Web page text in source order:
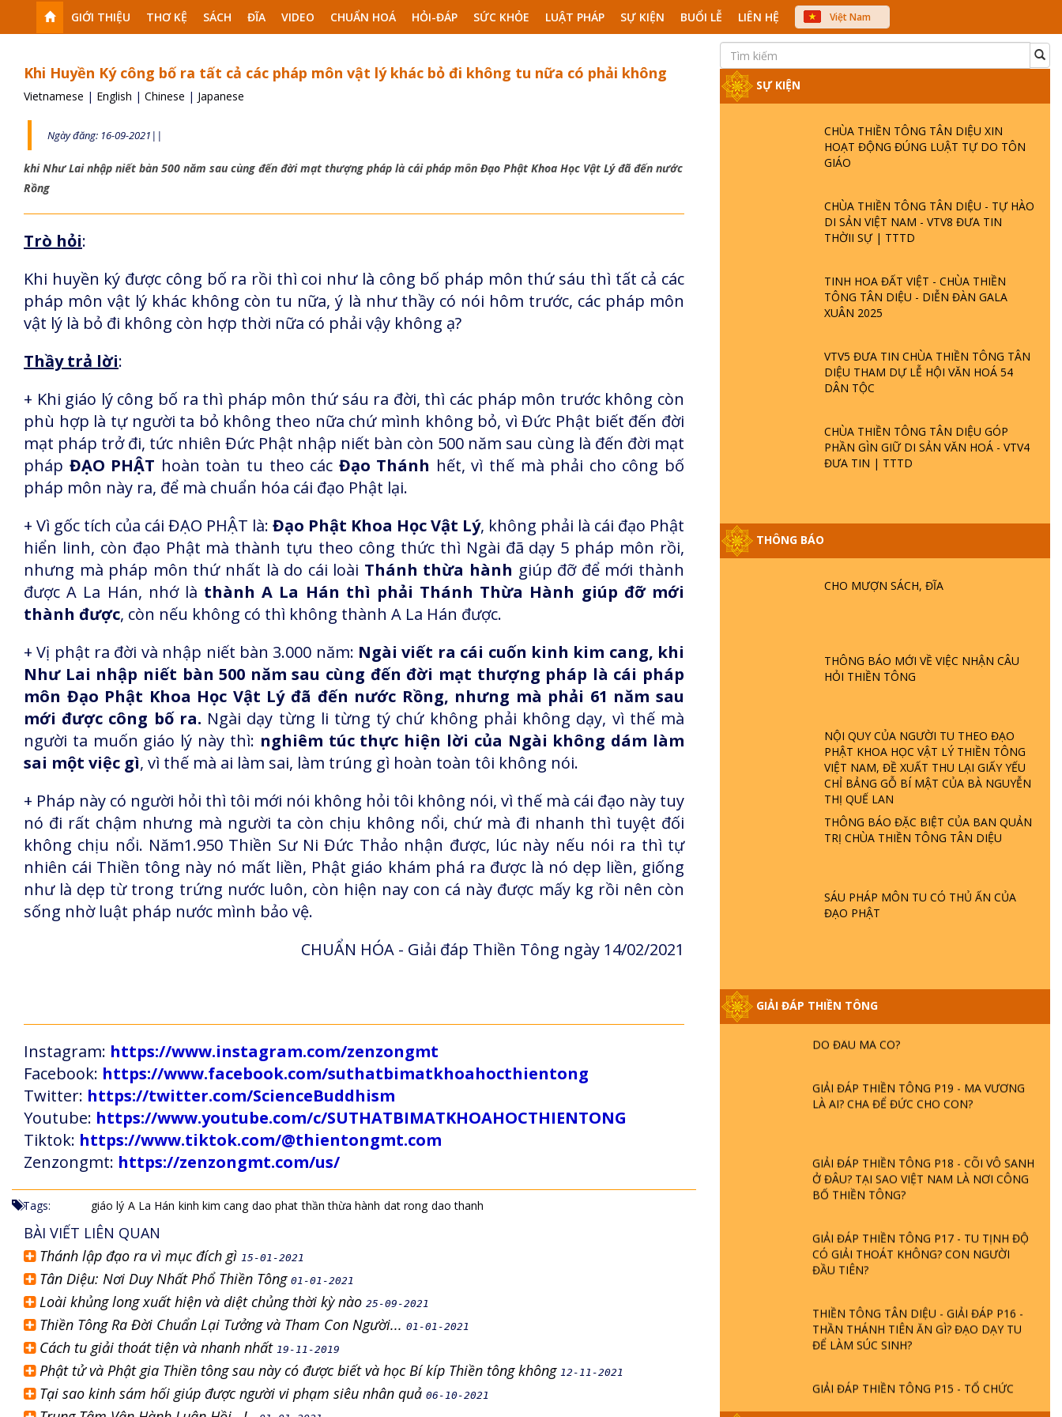
GIỚI THIỆU THƠ KỆ SÁCH ĐĨA VIDEO CHUẨN HOÁ HỎI-ĐÁP SỨC KHỎE LUẬT PHÁP SỰ KIỆN BUỔI LỄ LIÊN HỆ
Việt Nam
中文
Khi Huyền Ký công bố ra tất cả các pháp môn vật lý khác bỏ đi không tu nữa có phải không
Vietnamese | English | Chinese | Japanese
Ngày đăng: 16-09-2021||
khi Như Lai nhập niết bàn 500 năm sau cùng đến đời mạt thượng pháp là cái pháp môn Đạo Phật Khoa Học Vật Lý đã đến nước
Rồng
Trò hỏi:
Khi huyền ký được công bố ra rồi thì coi như là công bố pháp môn thứ sáu thì tất cả các
pháp môn vật lý khác không còn tu nữa, ý là như thầy có nói hôm trước, các pháp môn
vật lý là bỏ đi không còn hợp thời nữa có phải vậy không ạ?
Thầy trả lời:
+ Khi giáo lý công bố ra thì pháp môn thứ sáu ra đời, thì các pháp môn trước không còn
phù hợp là tự người ta bỏ không theo nữa chứ mình không bỏ, vì Đức Phật biết đến đời
mạt pháp trở đi, tức nhiên Đức Phật nhập niết bàn còn 500 năm sau cùng là đến đời mạt
pháp ĐẠO PHẬT hoàn toàn tu theo các Đạo Thánh hết, vì thế mà phải cho công bố
pháp môn này ra, để mà chuẩn hóa cái đạo Phật lại.
+ Vì gốc tích của cái ĐẠO PHẬT là: Đạo Phật Khoa Học Vật Lý, không phải là cái đạo Phật
hiển linh, còn đạo Phật mà thành tựu theo công thức thì Ngài đã dạy 5 pháp môn rồi,
nhưng mà pháp môn thứ nhất là do cái loài Thánh thừa hành giúp đỡ để mới thành
được A La Hán, nhớ là thành A La Hán thì phải Thánh Thừa Hành giúp đỡ mới
thành được, còn nếu không có thì không thành A La Hán được.
+ Vị phật ra đời và nhập niết bàn 3.000 năm: Ngài viết ra cái cuốn kinh kim cang, khi
Như Lai nhập niết bàn 500 năm sau cùng đến đời mạt thượng pháp là cái pháp
môn Đạo Phật Khoa Học Vật Lý đã đến nước Rồng, nhưng mà phải 61 năm sau
mới được công bố ra. Ngài dạy từng li từng tý chứ không phải không dạy, vì thế mà
người ta muốn giáo lý này thì: nghiêm túc thực hiện lời của Ngài không dám làm
sai một việc gì, vì thế mà ai làm sai, làm trúng gì hoàn toàn tôi không nói.
+ Pháp này có người hỏi thì tôi mới nói không hỏi tôi không nói, vì thế mà cái đạo này tuy
nó đi rất chậm nhưng mà người ta còn chịu không nổi, chứ mà đi nhanh thì tuyệt đối
không chịu nổi. Năm1.950 Thiền Sư Ni Đức Thảo nhận được, lúc này nếu nói ra thì tự
nhiên cái Thiền tông này nó mất liền, Phật giáo khám phá ra được là nó dẹp liền, giống
như là dẹp từ trong trứng nước luôn, còn hiện nay con cá này được mấy kg rồi nên còn
sống nhờ luật pháp nước mình bảo vệ.
CHUẨN HÓA - Giải đáp Thiền Tông ngày 14/02/2021
Instagram: https://www.instagram.com/zenzongmt
Facebook: https://www.facebook.com/suthatbimatkhoahocthientong
Twitter: https://twitter.com/ScienceBuddhism
Youtube: https://www.youtube.com/c/SUTHATBIMATKHOAHOCTHIENTONG
Tiktok: https://www.tiktok.com/@thientongmt.com
Zenzongmt: https://zenzongmt.com/us/
Tags: giáo lý A La Hán kinh kim cang dao phat thần thừa hành dat rong dao thanh
BÀI VIẾT LIÊN QUAN
Thánh lập đạo ra vì mục đích gì 15-01-2021
Tân Diệu: Nơi Duy Nhất Phổ Thiền Tông 01-01-2021
Loài khủng long xuất hiện và diệt chủng thời kỳ nào 25-09-2021
Thiền Tông Ra Đời Chuẩn Lại Tưởng và Tham Con Người... 01-01-2021
Cách tu giải thoát tiện và nhanh nhất 19-11-2019
Phật tử và Phật gia Thiền tông sau này có được biết và học Bí kíp Thiền tông không 12-11-2021
Tại sao kinh sám hối giúp được người vi phạm siêu nhân quả 06-10-2021
SỰ KIỆN
CHÙA THIỀN TÔNG TÂN DIỆU XIN
HOẠT ĐỘNG ĐÚNG LUẬT TỰ DO TÔN
GIÁO
CHÙA THIỀN TÔNG TÂN DIỆU - TỰ HÀO
DI SẢN VIỆT NAM - VTV8 ĐƯA TIN
THỜII SỰ | TTTD
TINH HOA ĐẤT VIỆT - CHÙA THIỀN
TÔNG TÂN DIỆU - DIỄN ĐÀN GALA
XUÂN 2025
VTV5 ĐƯA TIN CHÙA THIỀN TÔNG TÂN
DIỆU THAM DỰ LỄ HỘI VĂN HOÁ 54
DÂN TỘC
CHÙA THIỀN TÔNG TÂN DIỆU GÓP
PHẦN GÌN GIỮ DI SẢN VĂN HOÁ - VTV4
ĐƯA TIN | TTTD
THÔNG BÁO
CHO MƯỢN SÁCH, ĐĨA
THÔNG BÁO MỚI VỀ VIỆC NHẬN CÂU
HỎI THIỀN TÔNG
NỘI QUY CỦA NGƯỜI TU THEO ĐẠO
PHẬT KHOA HỌC VẬT LÝ THIỀN TÔNG
VIỆT NAM, ĐỀ XUẤT THU LẠI GIẤY YẾU
CHỈ BẢNG GỖ BÍ MẬT CỦA BÀ NGUYỄN
THỊ QUẾ LAN
THÔNG BÁO ĐẶC BIỆT CỦA BAN QUẢN
TRỊ CHÙA THIỀN TÔNG TÂN DIỆU
SÁU PHÁP MÔN TU CÓ THỦ ẤN CỦA
ĐẠO PHẬT
GIẢI ĐÁP THIỀN TÔNG
HỘI GÌ? TỬ VÌ ĐẠO
PHẬT GIỚI CÓ THỜI GIAN KHÔNG? |
TTTD
LÀ AI? QUỶ SA TĂNG? | TTTD
GIẢI ĐÁP THIỀN TÔNG ĐẶC BIỆT P22 - TẠI
SAO TRÁI ĐẤT NHIỀU THIÊN TAI - LŨ LỤT
- HỎA HOẠN | TTTD
GIẢI ĐÁP THIỀN TÔNG ĐẶC BIỆT PHẦN 20
GIẢI ĐÁP THIỀN TÔNG P19 - MA VƯƠNG
LÀ AI? CHA ĐỂ ĐỨC CHO CON?
GIẢI ĐÁP THIỀN TÔNG P18 - CÕI VÔ SANH
Ở ĐÂU? TẠI SAO VIỆT NAM LÀ NƠI CÔNG
BỐ THIỀN TÔNG?
GIẢI ĐÁP THIỀN TÔNG P17 - TU TỊNH ĐỘ
CÓ GIẢI THOÁT KHÔNG? CON NGƯỜI
ĐẦU TIÊN?
THIỀN TÔNG TÂN DIỆU - GIẢI ĐÁP P16 -
THẦN THÁNH TIÊN ĂN GÌ? ĐẠO DẠY TU
ĐỂ LÀM SÚC SINH?
GIẢI ĐÁP THIỀN TÔNG P15 - TỔ CHỨC
LOÀI CÔ HỒN - GIÁO LÝ ĐẠO PHẬT KHI
NÀO XUẤT BẢN